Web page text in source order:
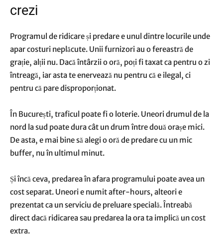
crezi
Programul de ridicare și predare e unul dintre locurile unde
apar costuri neplăcute. Unii furnizori au o fereastră de
grație, alții nu. Dacă întârzii o oră, poți fi taxat ca pentru o zi
întreagă, iar asta te enervează nu pentru că e ilegal, ci
pentru că pare disproporționat.
În București, traficul poate fi o loterie. Uneori drumul de la
nord la sud poate dura cât un drum între două orașe mici.
De asta, e mai bine să alegi o oră de predare cu un mic
buffer, nu în ultimul minut.
Și încă ceva, predarea în afara programului poate avea un
cost separat. Uneori e numit after-hours, alteori e
prezentat ca un serviciu de preluare specială. Întreabă
direct dacă ridicarea sau predarea la ora ta implică un cost
extra.